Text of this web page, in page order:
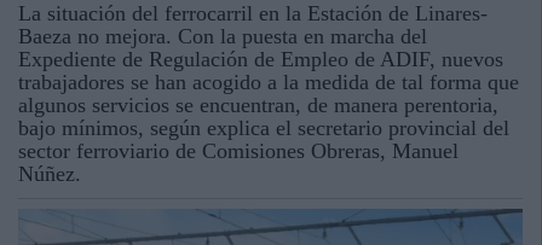
La situación del ferrocarril en la Estación de Linares-
Baeza no mejora. Con la puesta en marcha del
Expediente de Regulación de Empleo de ADIF, nuevos
trabajadores se han acogido a la medida de tal forma que
algunos servicios se encuentran, de manera perentoria,
bajo mínimos, según explica el secretario provincial del
sector ferroviario de Comisiones Obreras, Manuel
Núñez.